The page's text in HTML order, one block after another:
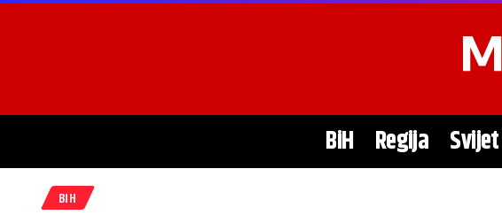
BiH Regija Svijet
BIH